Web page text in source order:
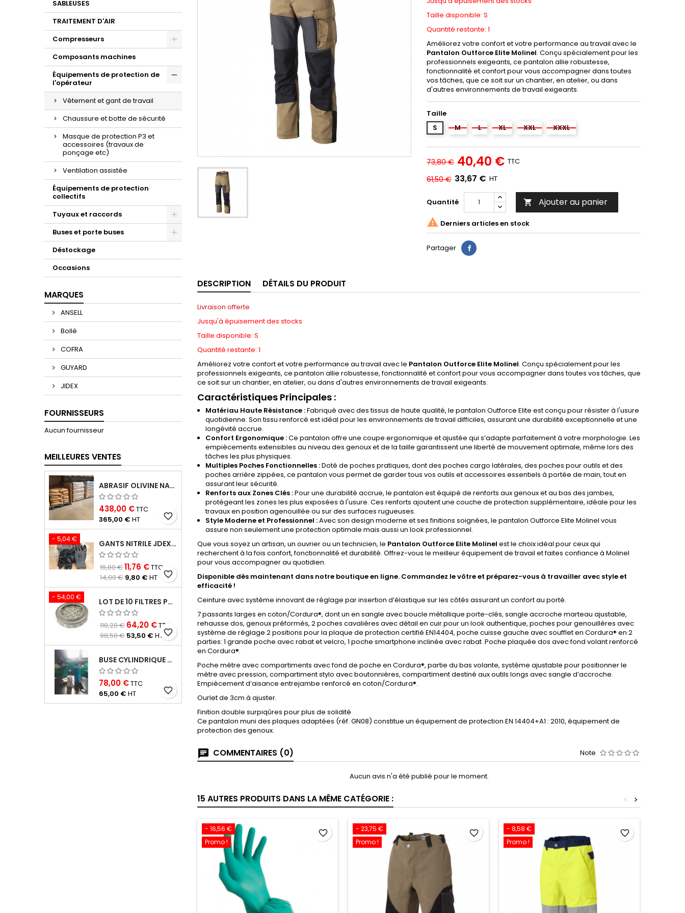
SABLEUSES
TRAITEMENT D'AIR
Compresseurs
Composants machines
Équipements de protection de
l'opérateur
Vêtement et gant de travail
Chaussure et botte de sécurité
Masque de protection P3 et
accessoires (travaux de
ponçage etc)
Ventilation assistée
Équipements de protection
collectifs
Tuyaux et raccords
Buses et porte buses
Déstockage
Occasions
MARQUES
ANSELL
Bollé
COFRA
GUYARD
JIDEX
FOURNISSEURS
Aucun fournisseur
MEILLEURES VENTES
ABRASIF OLIVINE NATURELLE
438,00 €TTC
365,00 € HT favorite_border
- 5,04 € GANTS NITRILE JDEX LOT DE 10
16,80 €11,76 €TTC
14,00 € 9,80 € HT favorite_border
- 54,00 € LOT DE 10 FILTRES P3 POUR MSA SAFETY ADVANTAGE 420 ET 3221: PROTECTION MAXIMALE CONTRE LES PARTICULES
118,20 € 64,20 €TTC
98,50 € 53,50 € HT favorite_border
BUSE CYLINDRIQUE COURTE EN CARBURE DE BORE FILET FIN
78,00 €TTC
65,00 € HT favorite_border
Taille disponible: S
Quantité restante: 1
Améliorez votre confort et votre performance au travail avec le
Pantalon Outforce Elite Molinel. Conçu spécialement pour les
professionnels exigeants, ce pantalon allie robustesse,
fonctionnalité et confort pour vous accompagner dans toutes
vos tâches, que ce soit sur un chantier, en atelier, ou dans
d'autres environnements de travail exigeants.
Taille
S
M L XL XXL XXXL
73,80 € 40,40 € TTC
61,50 € 33,67 € HT
Quantité  Ajouter au panier
 Derniers articles en stock
Partager
DESCRIPTION DÉTAILS DU PRODUIT
Livraison offerte
Jusqu'à épuisement des stocks
Taille disponible: S
Quantité restante: 1
Améliorez votre confort et votre performance au travail avec le Pantalon Outforce Elite Molinel. Conçu spécialement pour les
professionnels exigeants, ce pantalon allie robustesse, fonctionnalité et confort pour vous accompagner dans toutes vos tâches, que
ce soit sur un chantier, en atelier, ou dans d'autres environnements de travail exigeants.
Caractéristiques Principales :
Matériau Haute Résistance :Fabriqué avec des tissus de haute qualité, le pantalon Outforce Elite est conçu pour résister à l'usure
quotidienne. Son tissu renforcé est idéal pour les environnements de travail difficiles, assurant une durabilité exceptionnelle et une
longévité accrue.
Confort Ergonomique :Ce pantalon offre une coupe ergonomique et ajustée qui s’adapte parfaitement à votre morphologie. Les
empiècements extensibles au niveau des genoux et de la taille garantissent une liberté de mouvement optimale, même lors des
tâches les plus physiques.
Multiples Poches Fonctionnelles :Doté de poches pratiques, dont des poches cargo latérales, des poches pour outils et des
poches arrière zippées, ce pantalon vous permet de garder tous vos outils et accessoires essentiels à portée de main, tout en
assurant leur sécurité.
Renforts aux Zones Clés :Pour une durabilité accrue, le pantalon est équipé de renforts aux genoux et au bas des jambes,
protégeant les zones les plus exposées à l'usure. Ces renforts ajoutent une couche de protection supplémentaire, idéale pour les
travaux en position agenouillée ou sur des surfaces rugueuses.
Style Moderne et Professionnel :Avec son design moderne et ses finitions soignées, le pantalon Outforce Elite Molinel vous
assure non seulement une protection optimale mais aussi un look professionnel.
Que vous soyez un artisan, un ouvrier ou un technicien, le Pantalon Outforce Elite Molinel est le choix idéal pour ceux qui
recherchent à la fois confort, fonctionnalité et durabilité. Offrez-vous le meilleur équipement de travail et faites confiance à Molinel
pour vous accompagner au quotidien.
Disponible dès maintenant dans notre boutique en ligne. Commandez le vôtre et préparez-vous à travailler avec style et
efficacité !
Ceinture avec système innovant de réglage par insertion d’élastique sur les côtés assurant un confort au porté.
7 passants larges en coton/Cordura®, dont un en sangle avec boucle métallique porte-clés, sangle accroche marteau ajustable,
rehausse dos, genoux préformés, 2 poches cavalières avec détail en cuir pour un look authentique, poches pour genouillères avec
système de réglage 2 positions pour la plaque de protection certifié EN14404, poche cuisse gauche avec soufflet en Cordura® en 2
parties: 1 grande poche avec rabat et velcro, 1 poche smartphone inclinée avec rabat .Poche plaquée dos avec fond volant renforcé
en Cordura®.
Poche mètre avec compartiments avec fond de poche en Cordura®, partie du bas volante, système ajustable pour positionner le
mètre avec pression, compartiment stylo avec boutonnières, compartiment destiné aux outils longs avec sangle d’accroche.
Empiècement d’aisance entrejambe renforcé en coton/Cordura®.
Ourlet de 3cm à ajuster.
Finition double surpiqûres pour plus de solidité
Ce pantalon muni des plaques adaptées (réf. GN08) constitue un équipement de protection EN 14404+A1 : 2010, équipement de
protection des genoux.
COMMENTAIRES (0) Note
Aucun avis n'a été publié pour le moment.
15 AUTRES PRODUITS DANS LA MÊME CATÉGORIE : >
<
- 16,56 €
Promo !
favorite_border
- 23,75 €
Promo !
favorite_border
- 8,58 €
Promo !
favorite_border